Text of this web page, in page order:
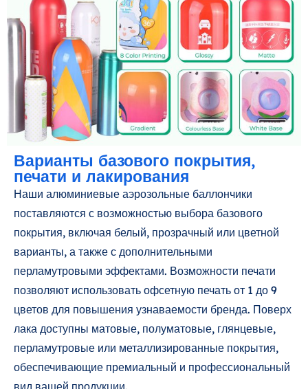
Варианты базового покрытия,
печати и лакирования
Наши алюминиевые аэрозольные баллончики
поставляются с возможностью выбора базового
покрытия, включая белый, прозрачный или цветной
варианты, а также с дополнительными
перламутровыми эффектами. Возможности печати
позволяют использовать офсетную печать от 1 до 9
цветов для повышения узнаваемости бренда. Поверх
лака доступны матовые, полуматовые, глянцевые,
перламутровые или металлизированные покрытия,
обеспечивающие премиальный и профессиональный
вид вашей продукции.